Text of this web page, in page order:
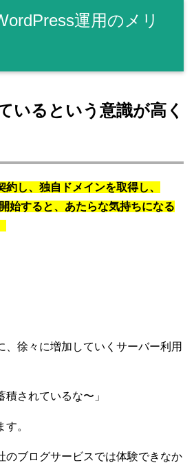
運用のメリ
いるという意識が高く
約し、独自ドメインを取得し、
始すると、あたらな気持ちになる
、徐々に増加していくサーバー利用
積されているな〜」
。
のブログサービスでは体験できなか